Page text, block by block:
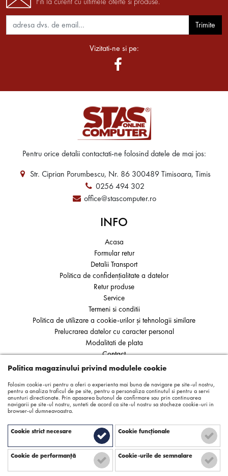
Trimite
Vizitati-ne si pe:
Pentru orice detalii contactati-ne folosind datele de mai jos:
Str. Ciprian Porumbescu, Nr. 86 300489 Timisoara, Timis
0256 494 302
office@stascomputer.ro
INFO
Acasa
Formular retur
Detalii Transport
Politica de confidențialitate a datelor
Retur produse
Service
Termeni si conditii
Politica de utilizare a cookie-urilor și tehnologii similare
Prelucrarea datelor cu caracter personal
Modalitati de plata
Contact
ANPC
Politica magazinului privind modulele cookie
Folosim cookie-uri pentru a oferi o experienta mai buna de navigare pe site-ul nostru,
pentru a analiza traficul de pe site, pentru a personaliza continutul si pentru a servi
anunturi directionate. Prin apasarea butonul de confirmare sau prin continuarea
navigarii pe site-ul nostru, sunteti de acord ca site-ul nostru sa stocheze cookie-uri in
browser-ul dumneavoastra.
Cookie strict necesare Cookie funcţionale
Cookie de performanţă Cookie-urile de semnalare